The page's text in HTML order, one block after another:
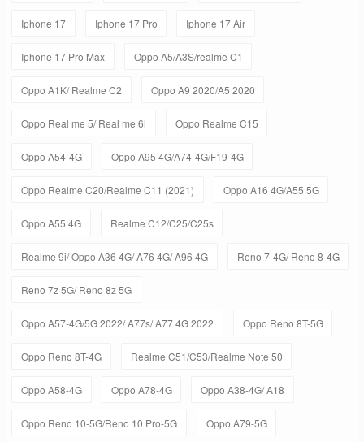
Iphone 17 Iphone 17 Pro Iphone 17 Air
Iphone 17 Pro Max Oppo A5/A3S/realme C1
Oppo A1K/ Realme C2 Oppo A9 2020/A5 2020
Oppo Real me 5/ Real me 6i Oppo Realme C15
Oppo A54-4G Oppo A95 4G/A74-4G/F19-4G
Oppo Realme C20/Realme C11 (2021) Oppo A16 4G/A55 5G
Oppo A55 4G Realme C12/C25/C25s
Realme 9i/ Oppo A36 4G/ A76 4G/ A96 4G Reno 7-4G/ Reno 8-4G
Reno 7z 5G/ Reno 8z 5G
Oppo A57-4G/5G 2022/ A77s/ A77 4G 2022 Oppo Reno 8T-5G
Oppo Reno 8T-4G Realme C51/C53/Realme Note 50
Oppo A58-4G Oppo A78-4G Oppo A38-4G/ A18
Oppo Reno 10-5G/Reno 10 Pro-5G Oppo A79-5G